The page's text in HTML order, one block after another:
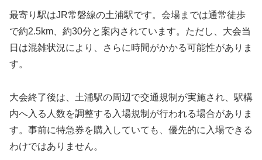
最寄り駅はJR常磐線の土浦駅です。会場までは通常徒歩
で約2.5km、約30分と案内されています。ただし、大会当
日は混雑状況により、さらに時間がかかる可能性がありま
す。
大会終了後は、土浦駅の周辺で交通規制が実施され、駅構
内へ入る人数を調整する入場規制が行われる場合がありま
す。事前に特急券を購入していても、優先的に入場できる
わけではありません。